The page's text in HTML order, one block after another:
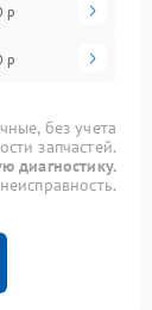
р
р
без учета
запчастей.
диагностику.